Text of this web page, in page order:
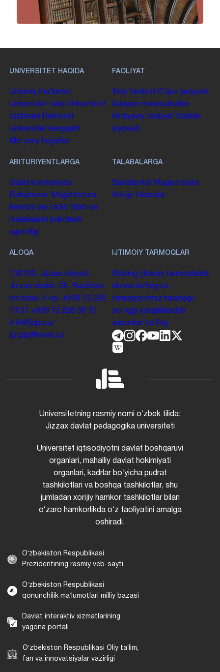
UNIVERSITET HAQIDA
Umumiy maʼlumot
Universitet tarixi Universitet
tuzilmasi
Rektorat
Universitet kengashi
Me'yoriy hujjatlar
FAOLIYAT
Ilmiy faoliyat Oʻquv jarayoni
Xalqaro munosabatlar
Moliyaviy faoliyat Yoshlar
siyosati
ABITURIYENTLARGA
Qabul komissiyasi
Bakalavriat Magistratura
Ikkinchi oliy taʼlim Bilim va
malakalarni baholash
agentligi
TALABALARGA
Bakalavriat Magistratura
Xorijiy talabalar
ALOQA
130100. Jizzax viloyati,
Jizzax shahri, Sh. Rashidov
koʻchasi, 4-uy. +998 72 226
13 57 +998 72 226 68 10
info@jdpu.uz
jiz.jdpi@exat.uz
IJTIMOIY TARMOQLAR
Bizning ijtimoiy tarmoqlarda
obuna boʻling va
taraqqiyotimiz haqidagi
soʻnggi yangiliklardan
xabardor boʻling.
Universitetning rasmiy nomi oʻzbek tilida:
Jizzax davlat pedagogika universiteti
Universitet iqtisodiyotni davlat boshqaruvi
organlari, mahalliy davlat hokimiyati
organlari, kadrlar boʻyicha pudrat
tashkilotlari va boshqa tashkilotlar, shu
jumladan xorijiy hamkor tashkilotlar bilan
oʻzaro hamkorlikda oʻz faoliyatini amalga
oshiradi.
Oʻzbekiston Respublikasi
Prezidentining rasmiy veb-sayti
Oʻzbekiston Respublikasi
qonunchilik maʼlumotlari milliy bazasi
Davlat interaktiv xizmatlarining
yagona portali
Oʻzbekiston Respublikasi Oliy taʼlim,
fan va innovatsiyalar vazirligi